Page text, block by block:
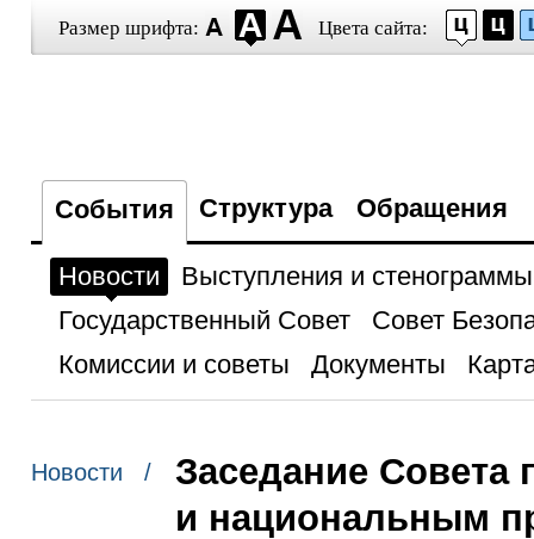
Размер шрифта: Цвета сайта:
События Структура Обращения
Новости
Выступления и стенограммы
Государственный Совет
Совет
Комиссии и советы
Документы
Новости /
Заседание Совета
и национальным